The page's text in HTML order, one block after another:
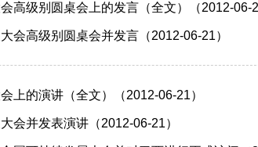
高级别圆桌会上的发言（全文）（2012-06-
会高级别圆桌会并发言（2012-06-21）
上的演讲（全文）（2012-06-21）
会并发表演讲（2012-06-21）